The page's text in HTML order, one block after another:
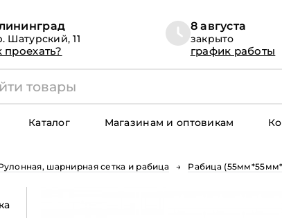
Шатурский, 11
проехать?
8 августа
закрыто
график работы
Каталог Магазинам и оптовикам
шарнирная сетка и рабица Рабица